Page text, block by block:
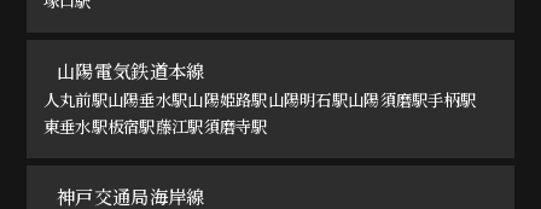
山陽電気鉄道本線
人丸前駅山陽垂水駅山陽姫路駅山陽明石駅山陽須磨駅手柄駅
東垂水駅板宿駅藤江駅須磨寺駅
神戸交通局海岸線